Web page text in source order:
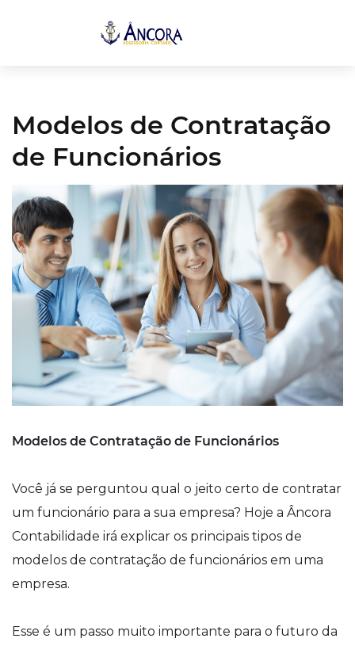
Modelos de Contratação
de Funcionários
Modelos de Contratação de Funcionários
Você já se perguntou qual o jeito certo de contratar
um funcionário para a sua empresa? Hoje a Âncora
Contabilidade irá explicar os principais tipos de
modelos de contratação de funcionários em uma
empresa.
Esse é um passo muito importante para o futuro da